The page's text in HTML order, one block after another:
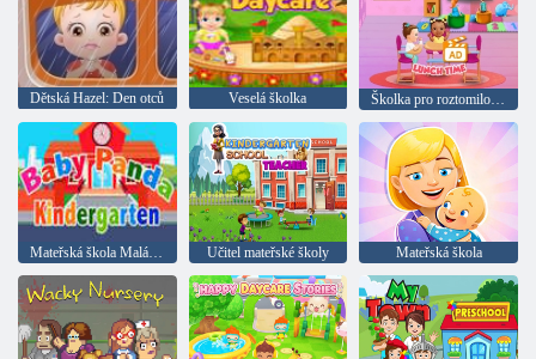
Dětská Hazel: Den otců Veselá školka Školka pro roztomilou holčičku
Mateřská škola Malá Panda Učitel mateřské školy Mateřská škola